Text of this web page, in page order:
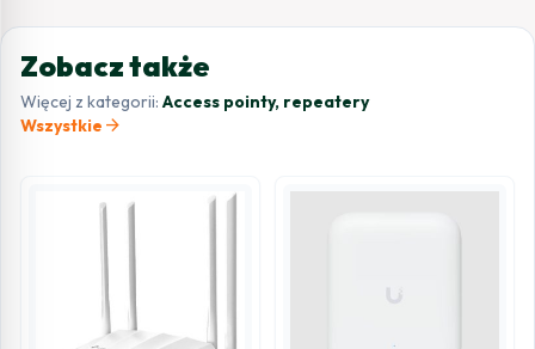
Zobacz także
Więcej z kategorii: Access pointy, repeatery
Wszystkie arrow_forward